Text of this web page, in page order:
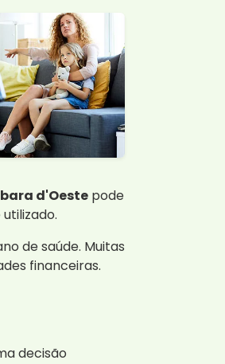
d'Oeste pode
de saúde. Muitas
financeiras.
decisão